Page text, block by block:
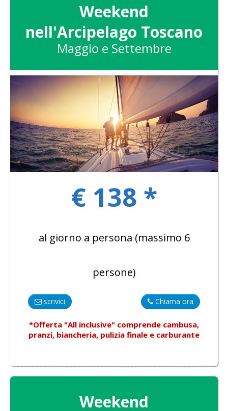
ATTIVITÀ
SKIPPER
GALLERY
Weekend
nell'Arcipelago Toscano
Maggio e Settembre
€ 138 *
al giorno a persona (massimo 6
persone)
Chiama ora
scrivici
*Offerta "All inclusive" comprende cambusa,
pranzi, biancheria, pulizia finale e carburante
Weekend